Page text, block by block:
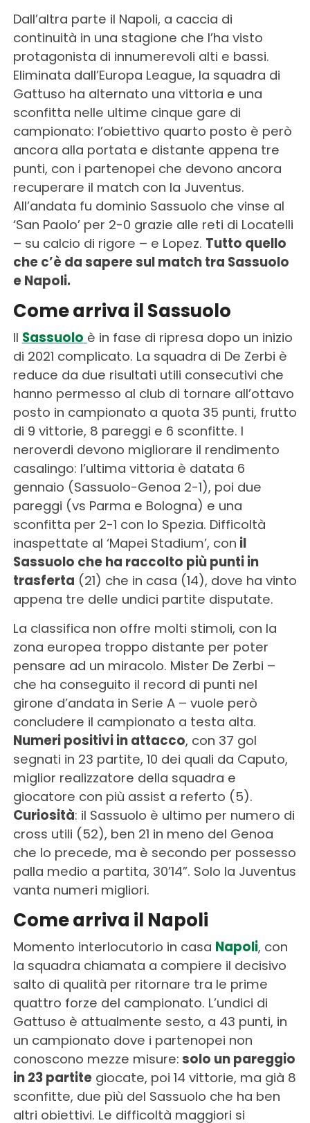
Dall’altra parte il Napoli, a caccia di
continuità in una stagione che l’ha visto
protagonista di innumerevoli alti e bassi.
Eliminata dall’Europa League, la squadra di
Gattuso ha alternato una vittoria e una
sconfitta nelle ultime cinque gare di
campionato: l’obiettivo quarto posto è però
ancora alla portata e distante appena tre
punti, con i partenopei che devono ancora
recuperare il match con la Juventus.
All’andata fu dominio Sassuolo che vinse al
‘San Paolo’ per 2-0 grazie alle reti di Locatelli
– su calcio di rigore – e Lopez. Tutto quello
che c’è da sapere sul match tra Sassuolo
e Napoli.
Come arriva il Sassuolo
Il Sassuolo è in fase di ripresa dopo un inizio
di 2021 complicato. La squadra di De Zerbi è
reduce da due risultati utili consecutivi che
hanno permesso al club di tornare all’ottavo
posto in campionato a quota 35 punti, frutto
di 9 vittorie, 8 pareggi e 6 sconfitte. I
neroverdi devono migliorare il rendimento
casalingo: l’ultima vittoria è datata 6
gennaio (Sassuolo-Genoa 2-1), poi due
pareggi (vs Parma e Bologna) e una
sconfitta per 2-1 con lo Spezia. Difficoltà
inaspettate al ‘Mapei Stadium’, con il
Sassuolo che ha raccolto più punti in
trasferta (21) che in casa (14), dove ha vinto
appena tre delle undici partite disputate.
La classifica non offre molti stimoli, con la
zona europea troppo distante per poter
pensare ad un miracolo. Mister De Zerbi –
che ha conseguito il record di punti nel
girone d’andata in Serie A – vuole però
concludere il campionato a testa alta.
Numeri positivi in attacco, con 37 gol
segnati in 23 partite, 10 dei quali da Caputo,
miglior realizzatore della squadra e
giocatore con più assist a referto (5).
Curiosità: il Sassuolo è ultimo per numero di
cross utili (52), ben 21 in meno del Genoa
che lo precede, ma è secondo per possesso
palla medio a partita, 30’14”. Solo la Juventus
vanta numeri migliori.
Come arriva il Napoli
Momento interlocutorio in casa Napoli, con
la squadra chiamata a compiere il decisivo
salto di qualità per ritornare tra le prime
quattro forze del campionato. L’undici di
Gattuso è attualmente sesto, a 43 punti, in
un campionato dove i partenopei non
conoscono mezze misure: solo un pareggio
in 23 partitegiocate, poi 14 vittorie, ma già 8
sconfitte, due più del Sassuolo che ha ben
altri obiettivi. Le difficoltà maggiori si